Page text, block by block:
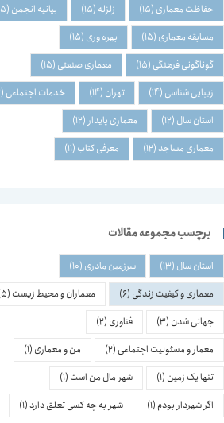
حفاظت معماری (15) زلزله (15) بیانیه انجمن (15)
مسابقه معماری (15) بهره وری (15)
گوناگونی فرهنگی (15) معماری صنعتی (15)
زیبایی شناسی (14) تهران (14) خدمات اجتماعی (13)
استان سال (12) معماری پایدار (12)
معماری مساجد(12) معرفی کتاب (11)
برچسب مجموعه مقالات
استان سال (13) سرزمین مادری (10)
معماری و کیفیت زندگی (6) معماران و محیط زیست (5)
جهانی شدن (3) فناوری (2)
معمار و مسئولیت اجتماعی (2) من و معماری (1)
تنها یک زمین (1) شهر مال من است (1)
اگر شهردار بودم (1) شهر به چه کسی تعلق دارد(1)